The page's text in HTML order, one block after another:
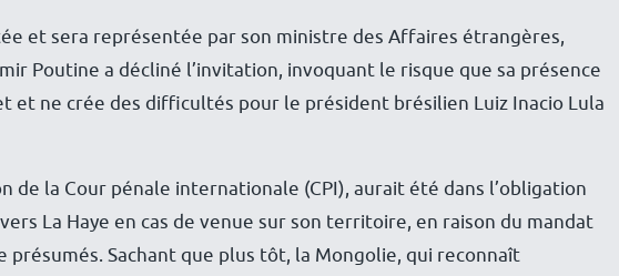
et sera représentée par son ministre des Affaires étrangères,
Poutine a décliné l’invitation, invoquant le risque que sa présence
et ne crée des difficultés pour le président brésilien Luiz Inacio Lula
de la Cour pénale internationale (CPI), aurait été dans l’obligation
La Haye en cas de venue sur son territoire, en raison du mandat
présumés. Sachant que plus tôt, la Mongolie, qui reconnaît